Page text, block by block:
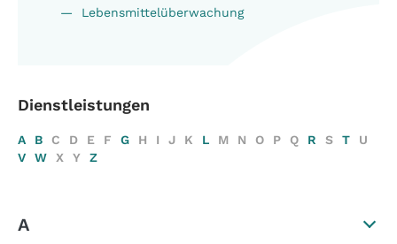
Lebensmittelüberwachung
Dienstleistungen
A B C D E F G H I J K L M N O P Q R S T
U
V
W X Y Z
A